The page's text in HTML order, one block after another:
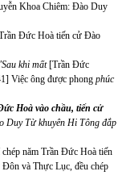
Khoa Chiêm: Đào Duy
Đức Hoà tiến cử Đào
khi mất [Trần Đức
Việc ông được phong phúc
Hoà vào chầu, tiến cử
Duy Từ khuyên Hi Tông đắp
năm Trần Đức Hoà tiến
và Thực Lục, đều chép